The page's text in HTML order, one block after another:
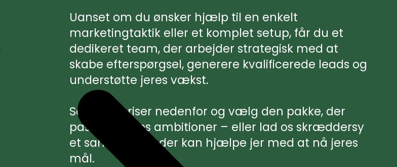
Uanset om du ønsker hjælp til en enkelt
marketingtaktik eller et komplet setup, får du et
dedikeret team, der arbejder strategisk med at
skabe efterspørgsel, generere kvalificerede leads og
understøtte jeres vækst.
Se vores priser nedenfor og vælg den pakke, der
passer til jeres ambitioner – eller lad os skræddersy
et samarbejde, der kan hjælpe jer med at nå jeres
mål.